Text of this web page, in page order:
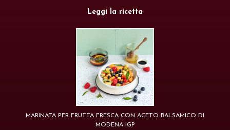
Leggi la ricetta
MARINATA PER FRUTTA FRESCA CON ACETO BALSAMICO DI
MODENA IGP